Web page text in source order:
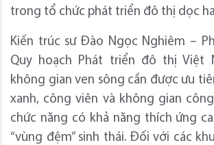
trong tổ chức phát triển đô thị dọc
Kiến trúc sư Đào Ngọc Nghiêm –
Quy hoạch Phát triển đô thị Việt
không gian ven sông cần được ưu
xanh, công viên và không gian
chức năng có khả năng thích ứng
“vùng đệm” sinh thái. Đối với các